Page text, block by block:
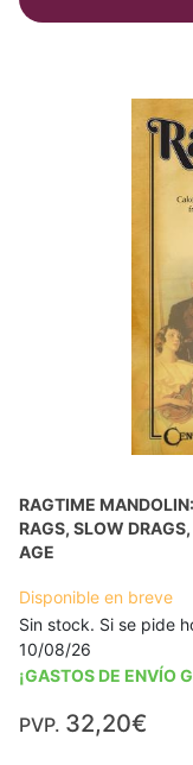
RAGTIME
RAGS, SLOW
AGE
Disponible en breve
Sin stock. Si se pide
10/08/26
¡GASTOS DE ENVÍO
PVP. 32,20€